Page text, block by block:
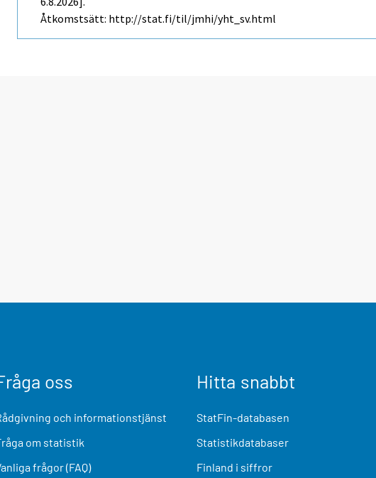
Åtkomstsätt: http://stat.fi/til/jmhi/yht_sv.html
oss
och informationstjänst
om statistik
frågor (FAQ)
Hitta snabbt
StatFin-databasen
Statistikdatabaser
Finland i siffror